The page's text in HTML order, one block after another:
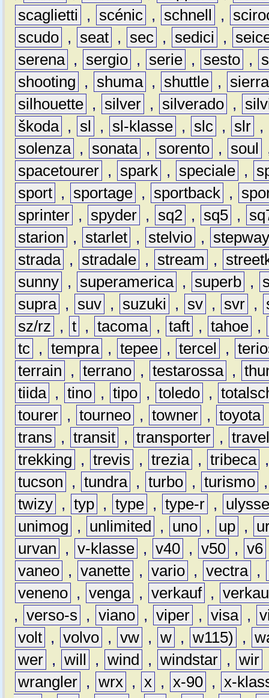
scaglietti
, scénic , schnell ,
scudo , seat , sec , sedici ,
serena , sergio , serie , sesto ,
shooting
, shuma , shuttle ,
sierra
silhouette , silver , silverado ,
škoda , sl , sl-klasse , slc , slr ,
solenza , sonata , sorento , soul
spacetourer , spark , speciale ,
sport , sportage , sportback ,
sprinter , spyder , sq2 , sq5 ,
starion
, starlet , stelvio ,
strada , stradale , stream ,
sunny , superamerica , superb ,
supra , suv , suzuki , sv , svr ,
sz/rz
, t , tacoma , taft , tahoe ,
tc , tempra , tepee , tercel ,
terrain
, terrano , testarossa ,
tiida , tino , tipo , toledo ,
tourer , tourneo , towner , toyota
trans
, transit , transporter ,
trekking
, trevis , trezia , tribeca
tucson
, tundra , turbo , turismo
twizy , typ , type , type-r ,
unimog
, unlimited , uno , up ,
urvan
, v-klasse , v40 , v50 , v6
vaneo , vanette , vario , vectra ,
veneno , venga , verkauf ,
, verso-s , viano , viper , visa ,
volt , volvo , vw , w , w115) ,
wer , will , wind , windstar , wir
wrangler , wrx , x , x-90 , x-